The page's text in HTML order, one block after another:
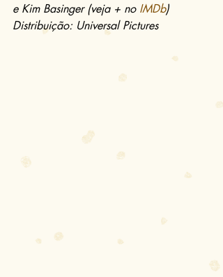
e Kim Basinger (veja + no IMDb)
Distribuição: Universal Pictures